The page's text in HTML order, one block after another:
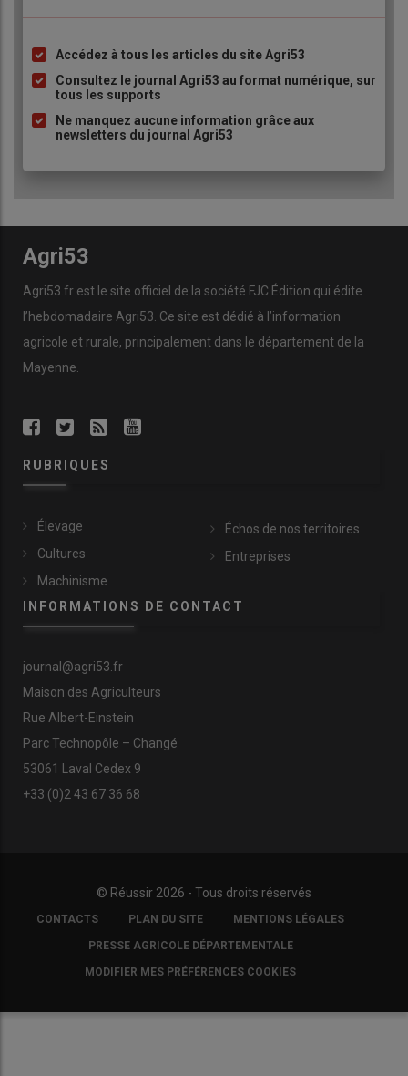
Liste
à
puce
Accédez à tous les articles du site Agri53
Consultez le journal Agri53 au format numérique, sur
tous les supports
Ne manquez aucune information grâce aux
newsletters du journal Agri53
Agri53
Agri53.fr est le site officiel de la société FJC Édition qui édite
l’hebdomadaire Agri53. Ce site est dédié à l’information
agricole et rurale, principalement dans le département de la
Mayenne.
RUBRIQUES
Élevage
Cultures
Machinisme
Échos de nos territoires
Entreprises
INFORMATIONS DE CONTACT
journal@agri53.fr
Maison des Agriculteurs
Rue Albert-Einstein
Parc Technopôle – Changé
53061 Laval Cedex 9
+33 (0)2 43 67 36 68
© Réussir 2026 - Tous droits réservés
FOOTER
COPYRIGHT
CONTACTS PLAN DU SITE MENTIONS LÉGALES
PRESSE AGRICOLE DÉPARTEMENTALE
MODIFIER MES PRÉFÉRENCES COOKIES